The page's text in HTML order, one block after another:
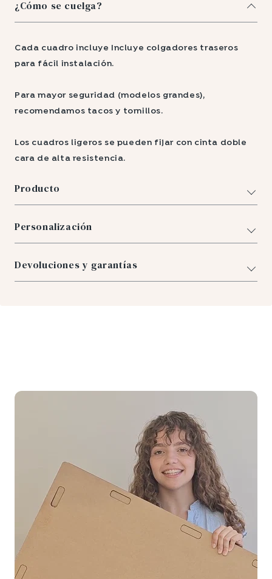
¿Cómo se cuelga?
Cada cuadro incluye Incluye colgadores traseros
para fácil instalación.
Para mayor seguridad (modelos grandes),
recomendamos tacos y tornillos.
Los cuadros ligeros se pueden fijar con cinta doble
cara de alta resistencia.
Producto
Personalización
Devoluciones y garantías